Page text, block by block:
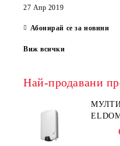
27 Апр 2019
Абонирай се за новини
Виж всички
Най-продавани